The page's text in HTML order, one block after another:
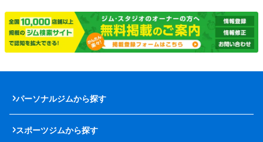
パーソナルジムから探す
スポーツジムから探す